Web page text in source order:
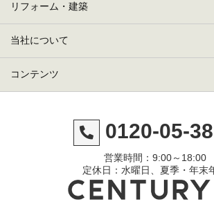
リフォーム・建築
当社について
コンテンツ
0120-05-
営業時間：9:00～18:00
定休日：水曜日、夏季・年末